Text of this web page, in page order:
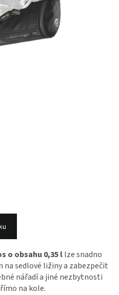
o obsahu 0,35 llze snadno
sedlové ližiny a zabezpečit
nářadí a jiné nezbytnosti
na kole.